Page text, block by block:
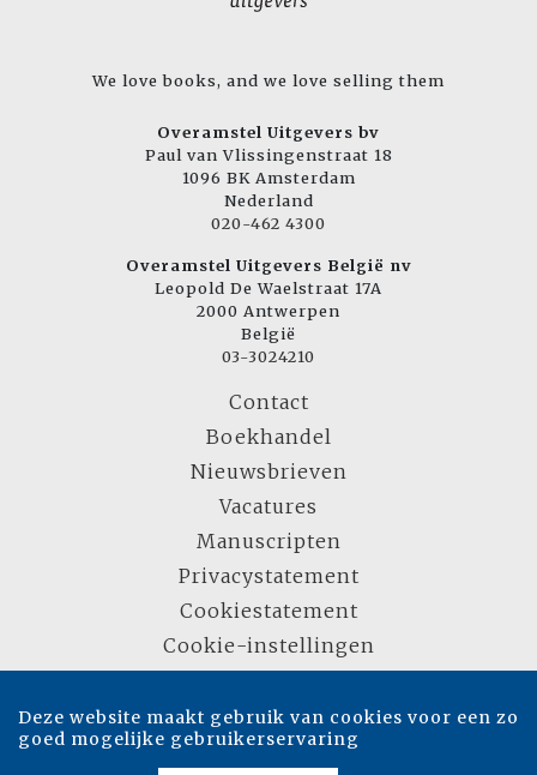
We love books, and we love selling them
Overamstel Uitgevers bv
Paul van Vlissingenstraat 18
1096 BK Amsterdam
Nederland
020-462 4300
Overamstel Uitgevers België nv
Leopold De Waelstraat 17A
2000 Antwerpen
België
03-3024210
Contact
Boekhandel
Nieuwsbrieven
Vacatures
Manuscripten
Privacystatement
Cookiestatement
Cookie-instellingen
Copyright © 2007-2026 Overamstel Uitgevers - Alle rechten voorbehouden -
Ontwerp door Dog and Pony
Deze website maakt gebruik van cookies voor een zo
goed mogelijke gebruikerservaring